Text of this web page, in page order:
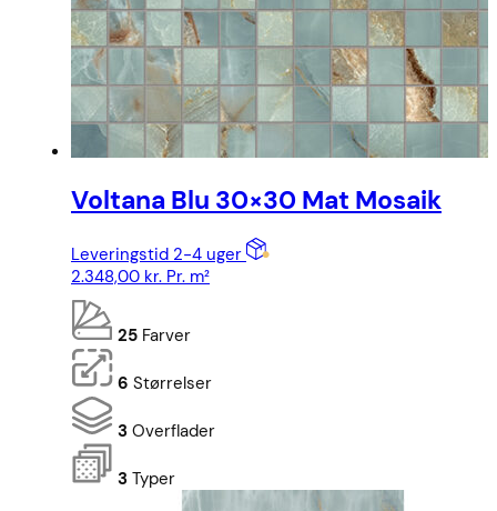
Voltana Blu 30×30 Mat Mosaik
Leveringstid 2-4 uger
2.348,00 kr. Pr. m²
25 Farver
6 Størrelser
3 Overflader
3 Typer